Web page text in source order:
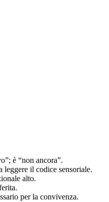
è “non ancora”.
il codice sensoriale.
alto.
per la convivenza.